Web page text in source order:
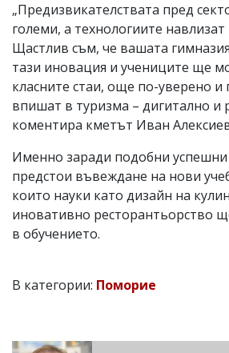
„Предизвикателствата пред
големи, а технологиите
Щастлив съм, че вашата
тази иновация и учениците ще
класните стаи, още по-уверено и
впишат в туризма – дигитално и
коментира кметът Иван
Именно заради подобни
предстои въвеждане на нови
които науки като дизайн на
иновативно ресторантьорство
в обучението.
В категории: Поморие